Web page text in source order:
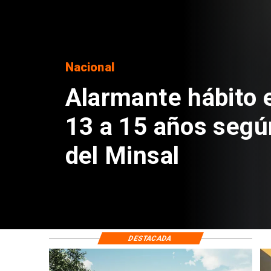
Regiones
Aprueban
Sebastián Piñera
de $4 mil millones
DESTACADA